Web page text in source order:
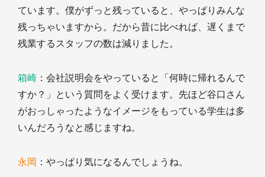
ています。僕がずっと残っていると、やっぱりみんな
残っちゃいますから。だから昔に比べれば、遅くまで
残業するスタッフの数は減りました。
箱崎 ：会社説明会をやっていると「何時に帰れるんで
すか？」という質問をよく受けます。先ほど谷口さん
がおっしゃったようなイメージをもっている学生は多
いんだろうなと感じますね。
永岡 ：やっぱり気になるんでしょうね。